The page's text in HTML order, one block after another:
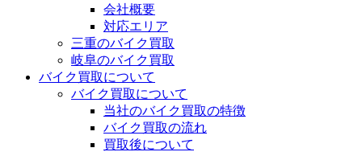
会社概要
対応エリア
三重のバイク買取
岐阜のバイク買取
バイク買取について
バイク買取について
当社のバイク買取の特徴
バイク買取の流れ
買取後について